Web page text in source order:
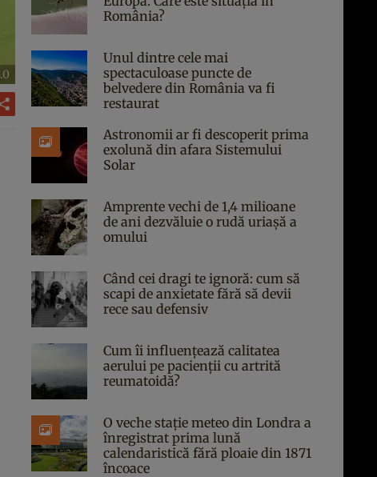
România?
Unul dintre cele mai
spectaculoase puncte de
belvedere din România va fi
restaurat
Astronomii ar fi descoperit prima
exolună din afara Sistemului
Solar
Amprente vechi de 1,4 milioane
de ani dezvăluie o rudă uriașă a
omului
Când cei dragi te ignoră: cum să
scapi de anxietate fără să devii
rece sau defensiv
Cum îi influențează calitatea
aerului pe pacienții cu artrită
reumatoidă?
O veche stație meteo din Londra a
înregistrat prima lună
calendaristică fără ploaie din 1871
încoace